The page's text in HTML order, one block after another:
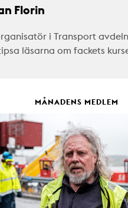
Florin
i Transport
läsarna om fackets
MÅNADENS MEDLEM